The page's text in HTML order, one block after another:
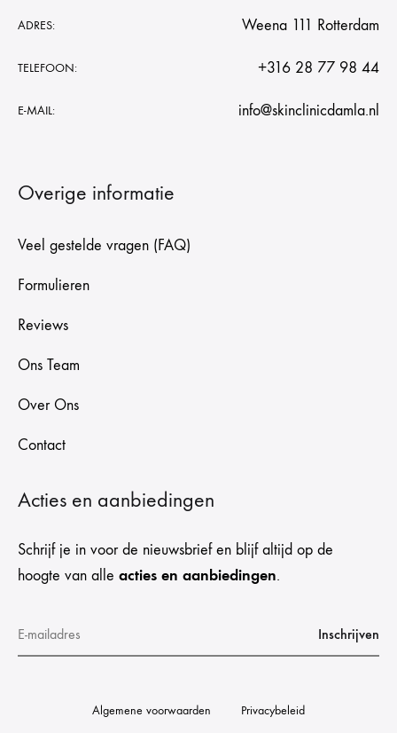
ADRES: Weena 111 Rotterdam
TELEFOON: +316 28 77 98 44
E-MAIL: info@skinclinicdamla.nl
Overige informatie
Veel gestelde vragen (FAQ)
Formulieren
Reviews
Ons Team
Over Ons
Contact
Acties en aanbiedingen
Schrijf je in voor de nieuwsbrief en blijf altijd op de
hoogte van alle acties en aanbiedingen.
Algemene voorwaarden Privacybeleid